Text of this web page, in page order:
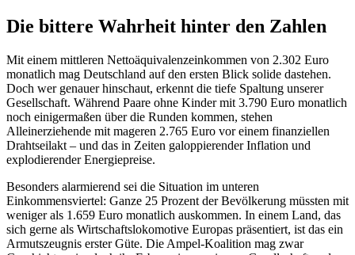
Die bittere Wahrheit hinter den Zahlen
Mit einem mittleren Nettoäquivalenzeinkommen von 2.302 Euro
monatlich mag Deutschland auf den ersten Blick solide dastehen.
Doch wer genauer hinschaut, erkennt die tiefe Spaltung unserer
Gesellschaft. Während Paare ohne Kinder mit 3.790 Euro monatlich
noch einigermaßen über die Runden kommen, stehen
Alleinerziehende mit mageren 2.765 Euro vor einem finanziellen
Drahtseilakt – und das in Zeiten galoppierender Inflation und
explodierender Energiepreise.
Besonders alarmierend sei die Situation im unteren
Einkommensviertel: Ganze 25 Prozent der Bevölkerung müssten mit
weniger als 1.659 Euro monatlich auskommen. In einem Land, das
sich gerne als Wirtschaftslokomotive Europas präsentiert, ist das ein
Armutszeugnis erster Güte. Die Ampel-Koalition mag zwar